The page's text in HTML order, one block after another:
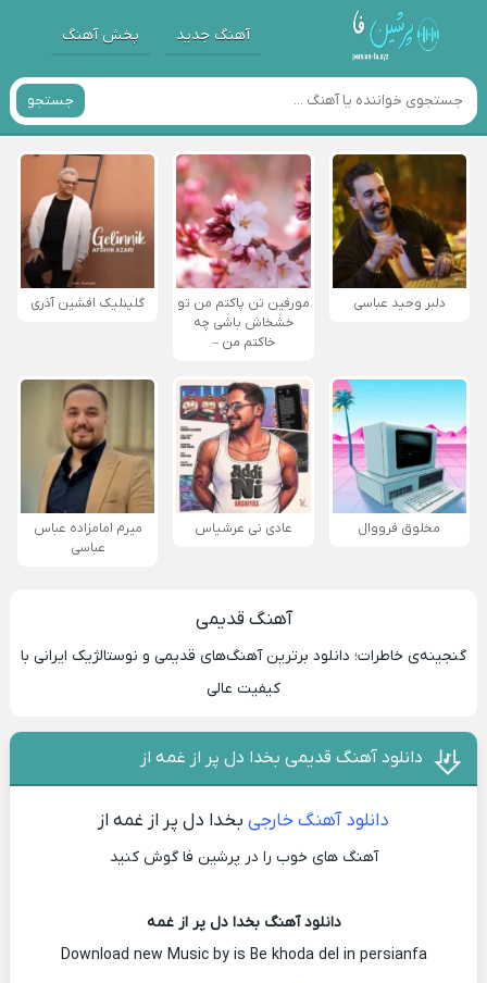
آهنگ جدید پخش آهنگ
جستجو
دلبر وحید عباسی
مورفین تن پاکتم من تو
خشخاش باشی چه
خاکتم من –
گلینلیک افشین آذری
مخلوق فرووال عادی نی عرشیاس
میرم امامزاده عباس
عباسی
آهنگ قدیمی
گنجینه‌ی خاطرات؛ دانلود برترین آهنگ‌های قدیمی و نوستالژیک ایرانی با
کیفیت عالی
دانلود آهنگ قدیمی بخدا دل پر از غمه از
دانلود آهنگ خارجی بخدا دل پر از غمه از
آهنگ های خوب را در پرشین فا گوش کنید
دانلود آهنگ بخدا دل پر از غمه
Download new Music by is Be khoda del in persianfa